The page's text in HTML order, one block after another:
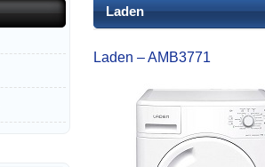
Laden
Laden – AMB3771